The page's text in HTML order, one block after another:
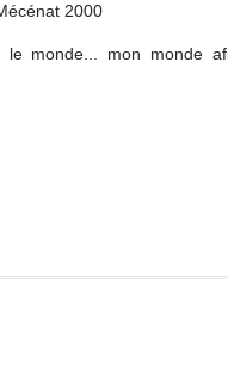
2000
monde... mon monde